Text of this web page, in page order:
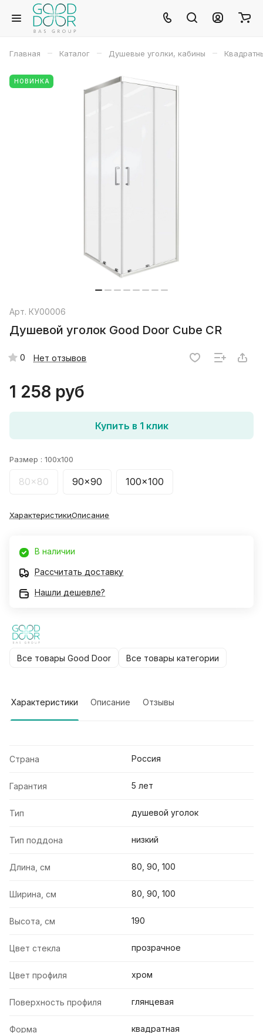
Главная – Каталог – Душевые уголки, кабины –
НОВИНКА
Арт. КУ00006
Душевой уголок Good Door Cube CR
0 Нет отзывов
1 258 руб
Купить в 1 клик
Размер : 100x100
80x80 90x90 100x100
ХарактеристикиОписание
В наличии
Рассчитать доставку
Нашли дешевле?
Все товары Good Door Все товары категории
Характеристики Описание Отзывы
Страна Россия
Гарантия 5 лет
Тип душевой уголок
Тип поддона низкий
Длина, см 80, 90, 100
Ширина, см 80, 90, 100
Высота, см 190
Цвет стекла прозрачное
Цвет профиля хром
Поверхность профиля глянцевая
Форма квадратная